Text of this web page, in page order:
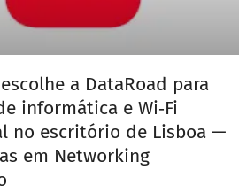
escolhe a DataRoad para
informática e Wi‑Fi
no escritório de Lisboa —
em Networking